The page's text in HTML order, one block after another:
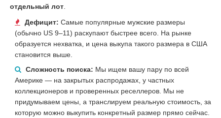
отдельный лот
Дефицит: Самые популярные мужские размеры
(обычно US 9–11) раскупают быстрее всего. На рынке
образуется нехватка, и цена выкупа такого размера в США
становится выше.
Сложность поиска: Мы ищем вашу пару по всей
Америке — на закрытых распродажах, у частных
коллекционеров и проверенных реселлеров. Мы не
придумываем цены, а транслируем реальную стоимость, за
которую можно выкупить конкретный размер прямо сейчас.